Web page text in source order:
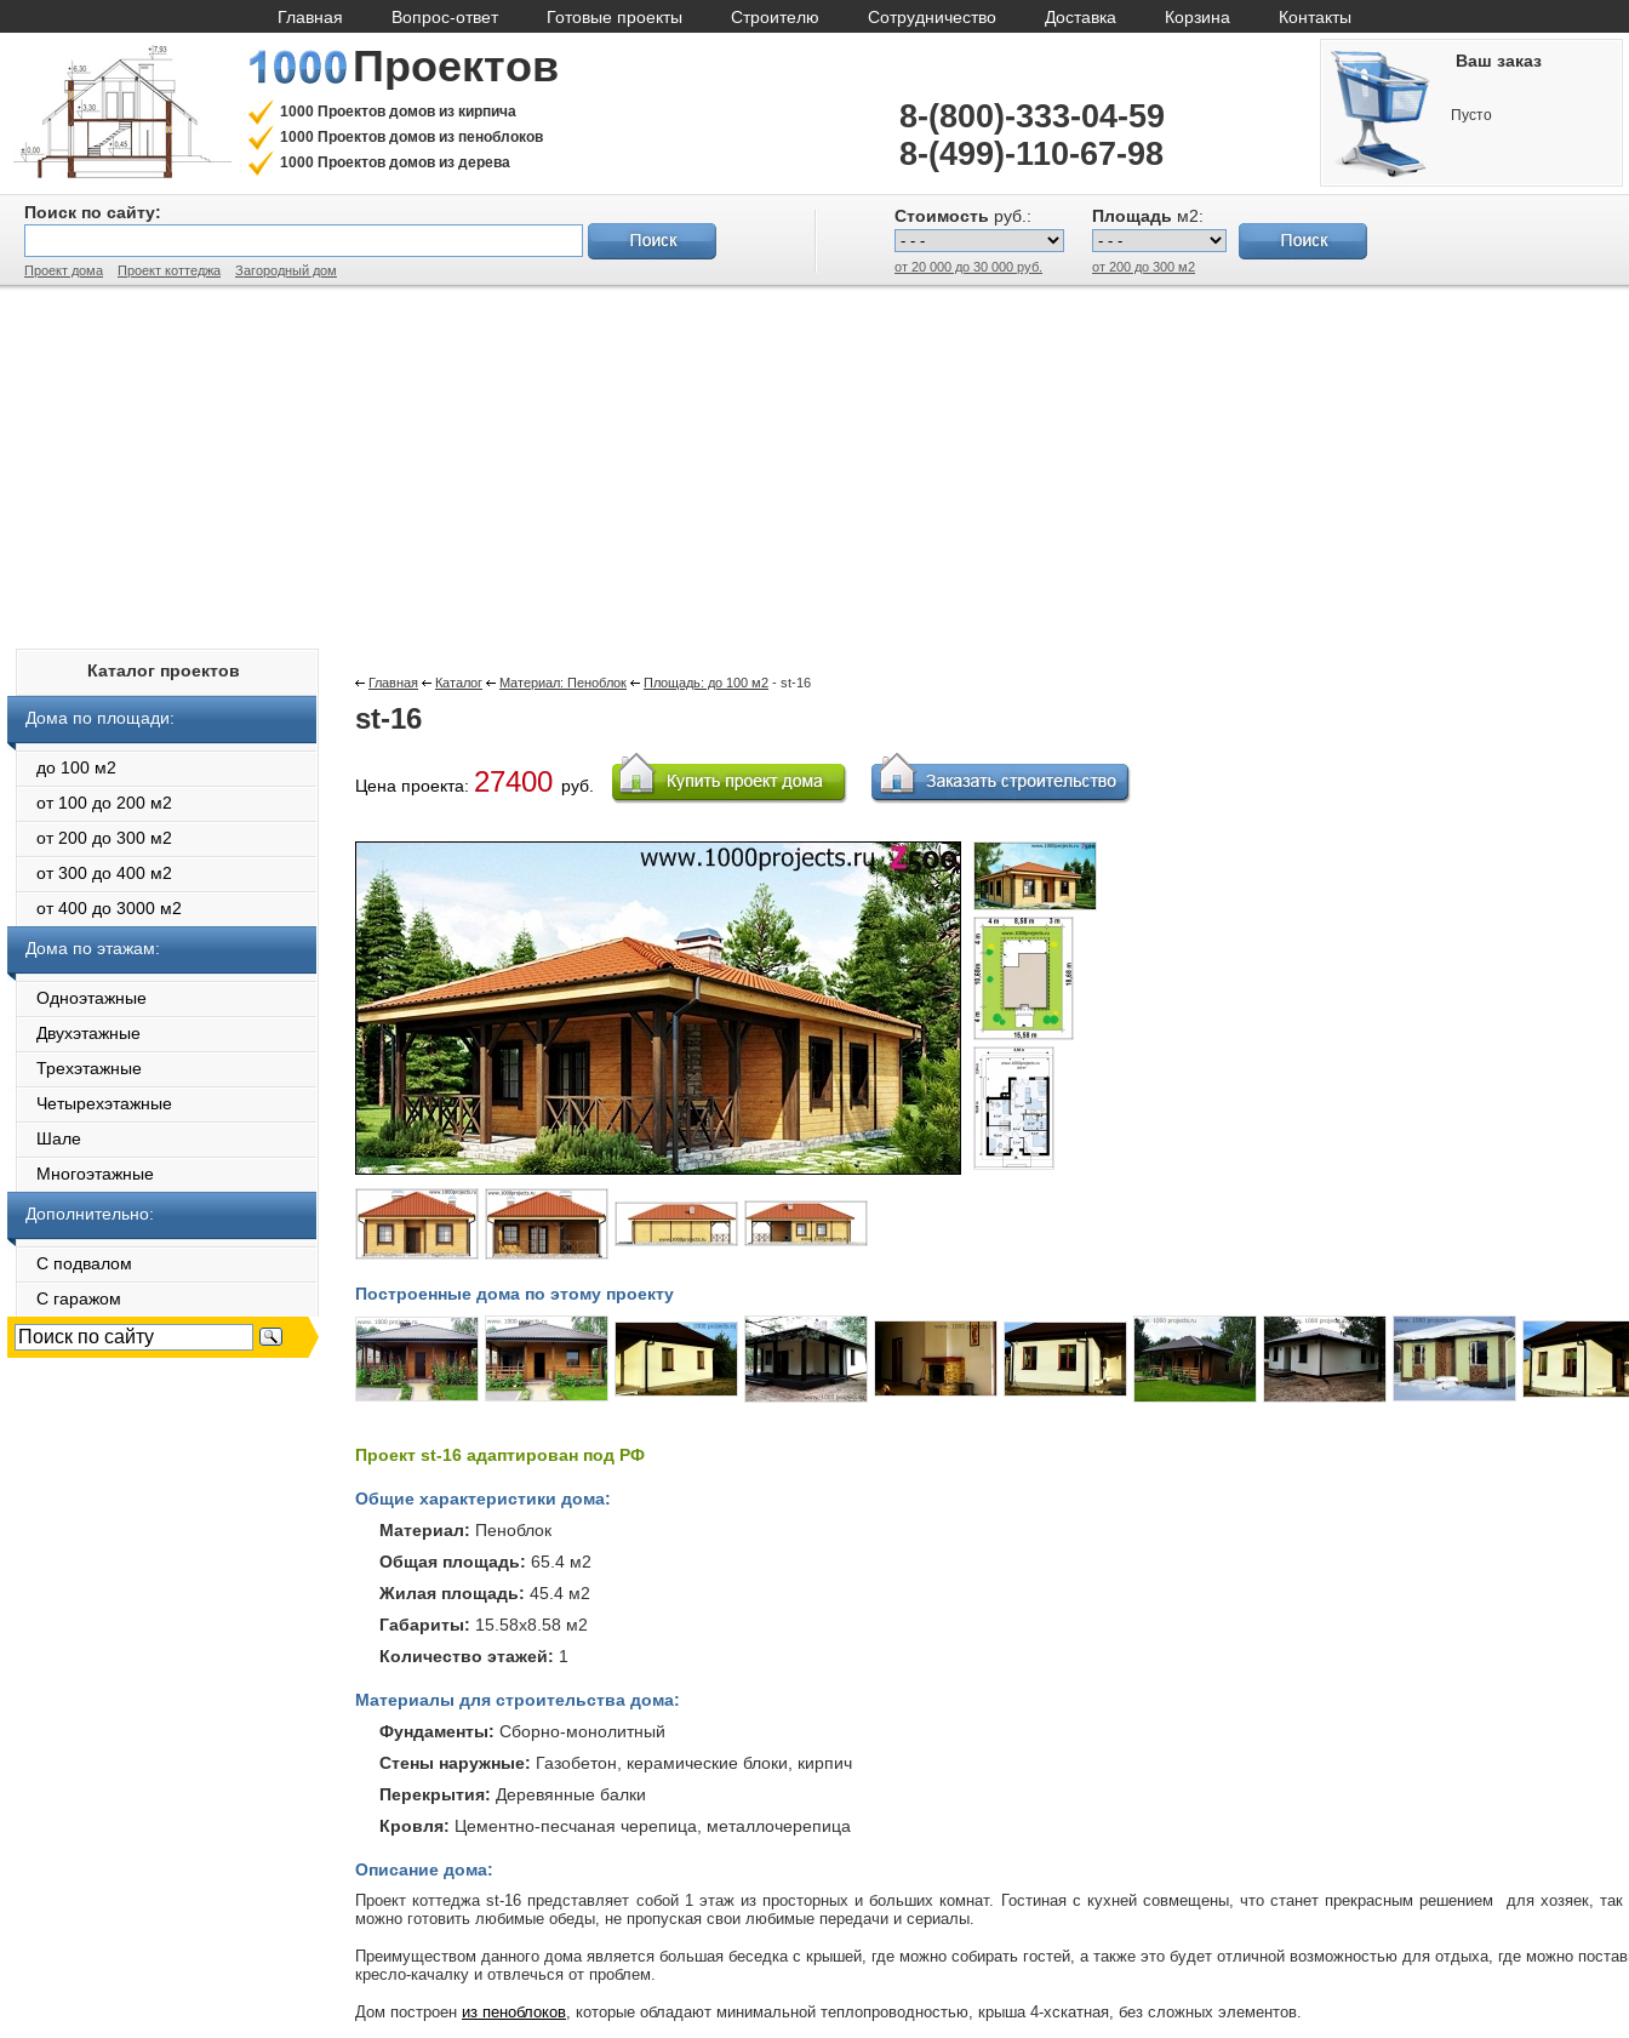
Главная Вопрос-ответ Готовые проекты Строителю Сотрудничество Доставка Корзина Контакты
Проектов
1000 Проектов домов из кирпича
1000 Проектов домов из пеноблоков
1000 Проектов домов из дерева
8-(800)-333-04-59
8-(499)-110-67-98
Ваш заказ
Пусто
Поиск по сайту:
Проект дома Проект коттеджа Загородный дом
Стоимость руб.:
от 20 000 до 30 000 руб.
Площадь м2:
от 200 до 300 м2
Каталог проектов
Дома по площади:
до 100 м2
от 100 до 200 м2
от 200 до 300 м2
от 300 до 400 м2
от 400 до 3000 м2
Дома по этажам:
Одноэтажные
Двухэтажные
Трехэтажные
Четырехэтажные
Шале
Многоэтажные
Дополнительно:
С подвалом
С гаражом
Главная Каталог Материал: Пеноблок Площадь: до 100 м2 - st-16
st-16
Цена проекта: 27400 руб.
Построенные дома по этому проекту
Проект st-16 адаптирован под РФ
Общие характеристики дома:
Материал: Пеноблок
Общая площадь: 65.4 м2
Жилая площадь: 45.4 м2
Габариты: 15.58х8.58 м2
Количество этажей: 1
Материалы для строительства дома:
Фундаменты: Cборно-монолитный
Стены наружные: Газобетон, керамические блоки, кирпич
Перекрытия: Деревянные балки
Кровля: Цементно-песчаная черепица, металлочерепица
Описание дома:
Проект коттеджа st-16 представляет собой 1 этаж из просторных и больших комнат. Гостиная с кухней совмещены, что станет прекрасным решением для хозяек, так
можно готовить любимые обеды, не пропуская свои любимые передачи и сериалы.
Преимуществом данного дома является большая беседка с крышей, где можно собирать гостей, а также это будет отличной возможностью для отдыха, где можно
кресло-качалку и отвлечься от проблем.
Дом построен из пеноблоков, которые обладают минимальной теплопроводностью, крыша 4-хскатная, без сложных элементов.